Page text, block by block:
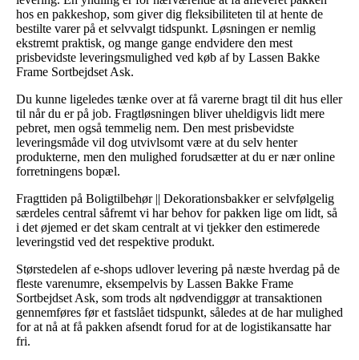
hos en pakkeshop, som giver dig fleksibiliteten til at hente de
bestilte varer på et selvvalgt tidspunkt. Løsningen er nemlig
ekstremt praktisk, og mange gange endvidere den mest
prisbevidste leveringsmulighed ved køb af by Lassen Bakke
Frame Sortbejdset Ask.
Du kunne ligeledes tænke over at få varerne bragt til dit hus eller
til når du er på job. Fragtløsningen bliver uheldigvis lidt mere
pebret, men også temmelig nem. Den mest prisbevidste
leveringsmåde vil dog utvivlsomt være at du selv henter
produkterne, men den mulighed forudsætter at du er nær online
forretningens bopæl.
Fragttiden på Boligtilbehør || Dekorationsbakker er selvfølgelig
særdeles central såfremt vi har behov for pakken lige om lidt, så
i det øjemed er det skam centralt at vi tjekker den estimerede
leveringstid ved det respektive produkt.
Størstedelen af e-shops udlover levering på næste hverdag på de
fleste varenumre, eksempelvis by Lassen Bakke Frame
Sortbejdset Ask, som trods alt nødvendiggør at transaktionen
gennemføres før et fastslået tidspunkt, således at de har mulighed
for at nå at få pakken afsendt forud for at de logistikansatte har
fri.